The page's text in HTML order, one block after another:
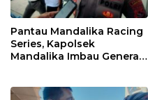
Pantau Mandalika Racing
Series, Kapolsek
Mandalika Imbau Generasi